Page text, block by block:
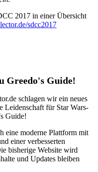
2017 in einer Übersicht
sdcc2017
Greedo's Guide!
schlagen wir ein neues
Leidenschaft für Star Wars-
Guide!
eine moderne Plattform mit
einer verbesserten
bisherige Website wird
und Updates bleiben